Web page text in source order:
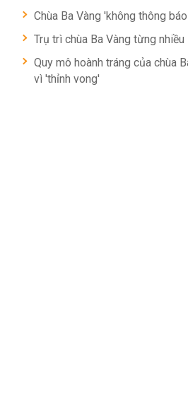
Chùa Ba Vàng 'không thông
Trụ trì chùa Ba Vàng từng
Quy mô hoành tráng của chùa
vì 'thỉnh vong'